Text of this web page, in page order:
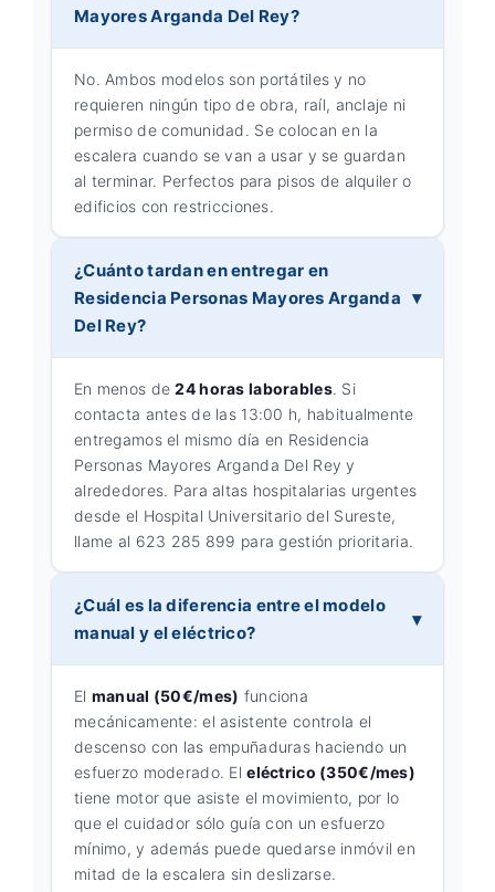
Mayores Arganda Del Rey?
No. Ambos modelos son portátiles y no
requieren ningún tipo de obra, raíl, anclaje ni
permiso de comunidad. Se colocan en la
escalera cuando se van a usar y se guardan
al terminar. Perfectos para pisos de alquiler o
edificios con restricciones.
¿Cuánto tardan en entregar en
Residencia Personas Mayores Arganda
Del Rey?
En menos de24 horas laborables. Si
contacta antes de las 13:00 h, habitualmente
entregamos el mismo día en Residencia
Personas Mayores Arganda Del Rey y
alrededores. Para altas hospitalarias urgentes
desde el Hospital Universitario del Sureste,
llame al 623 285 899 para gestión prioritaria.
¿Cuál es la diferencia entre el modelo
manual y el eléctrico?
El manual (50€/mes) funciona
mecánicamente: el asistente controla el
descenso con las empuñaduras haciendo un
esfuerzo moderado. Eleléctrico (350€/mes)
tiene motor que asiste el movimiento, por lo
que el cuidador sólo guía con un esfuerzo
mínimo, y además puede quedarse inmóvil en
mitad de la escalera sin deslizarse.